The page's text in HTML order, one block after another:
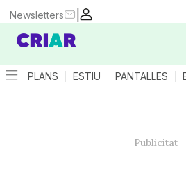
|
Newsletters
PLANS ESTIU PANTALLES